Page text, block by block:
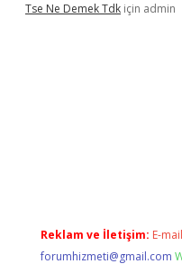
Tse Ne Demek Tdk için admin
Reklam ve İletişim: E-
forumhizmeti@gmail.com